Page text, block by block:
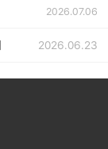
2026.07.06
2026.06.23